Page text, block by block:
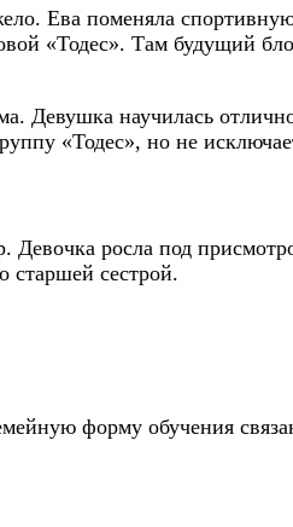
Ева поменяла
«Тодес». Там будущий
Девушка научилась
«Тодес», но не
росла под
старшей сестрой.
форму обучения